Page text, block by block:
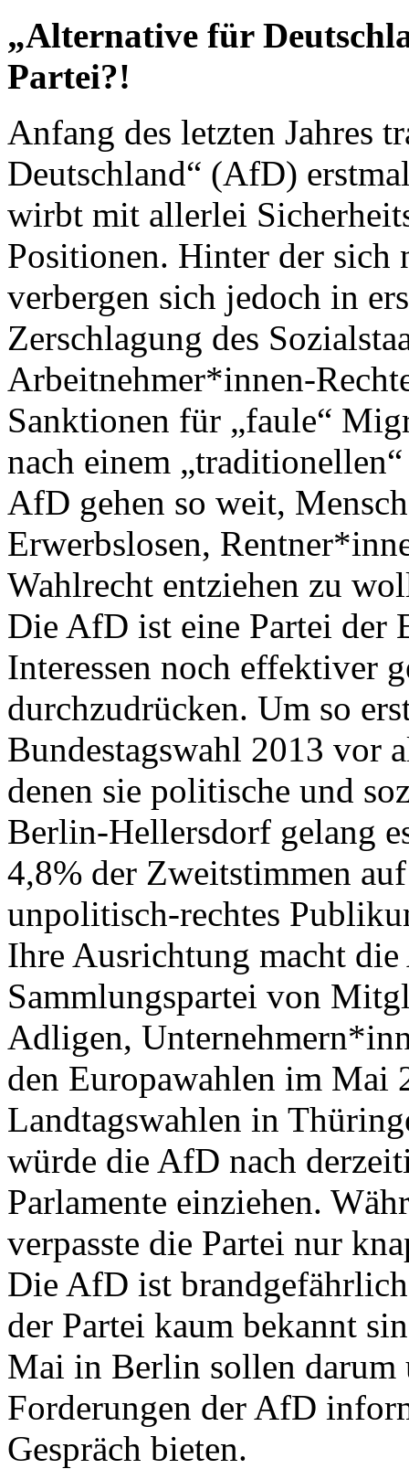
„Alternative für
Partei?!
Anfang des letzten Jahres
Deutschland“ (AfD)
wirbt mit allerlei
Positionen. Hinter der sich
verbergen sich jedoch in
Zerschlagung des
Arbeitnehmer*innen-
Sanktionen für „faule“
nach einem
AfD gehen so weit,
Erwerbslosen,
Wahlrecht entziehen zu
Die AfD ist eine Partei der
Interessen noch effektiver
durchzudrücken. Um so
Bundestagswahl 2013 vor
denen sie politische und
Berlin-Hellersdorf gelang
4,8% der Zweitstimmen
unpolitisch-rechtes
Ihre Ausrichtung macht
Sammlungspartei von
Adligen,
den Europawahlen im Mai
Landtagswahlen in
würde die AfD nach
Parlamente einziehen.
verpasste die Partei nur
Die AfD ist
der Partei kaum bekannt
Mai in Berlin sollen darum
Forderungen der AfD
Gespräch bieten.